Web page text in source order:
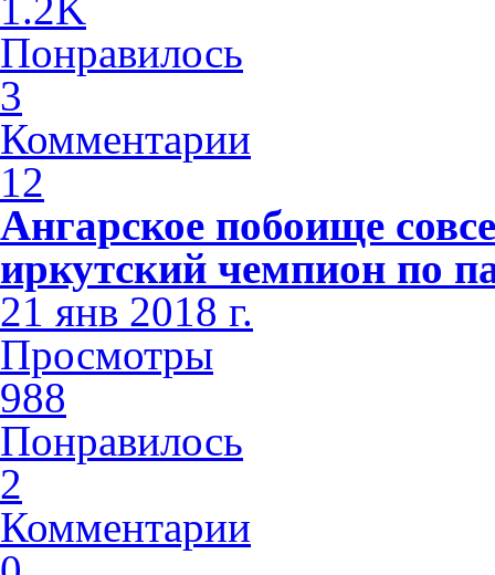
Понравилось
3
Комментарии
12
Ангарское побоище
иркутский чемпион по
21 янв 2018 г.
Просмотры
988
Понравилось
2
Комментарии